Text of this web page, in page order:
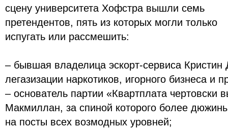
сцену университета Хофстра вышли семь
претендентов, пять из которых могли только
испугать или рассмешить:
– бывшая владелица эскорт-сервиса
легазизации наркотиков, игорного бизнеса и
– основатель партии «Квартплата чертовски
Макмиллан, за спиной которого более
на посты всех возмодных уровней;